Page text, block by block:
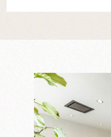
オフィス
会